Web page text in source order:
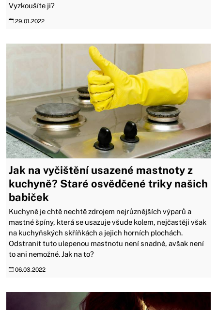
Vyzkoušíte ji?
29.01.2022
Jak na vyčištění usazené mastnoty z
kuchyně? Staré osvědčené triky našich
babiček
Kuchyně je chtě nechtě zdrojem nejrůznějších výparů a
mastné špíny, která se usazuje všude kolem, nejčastěji však
na kuchyňských skříňkách a jejich horních plochách.
Odstranit tuto ulepenou mastnotu není snadné, avšak není
to ani nemožné. Jak na to?
06.03.2022